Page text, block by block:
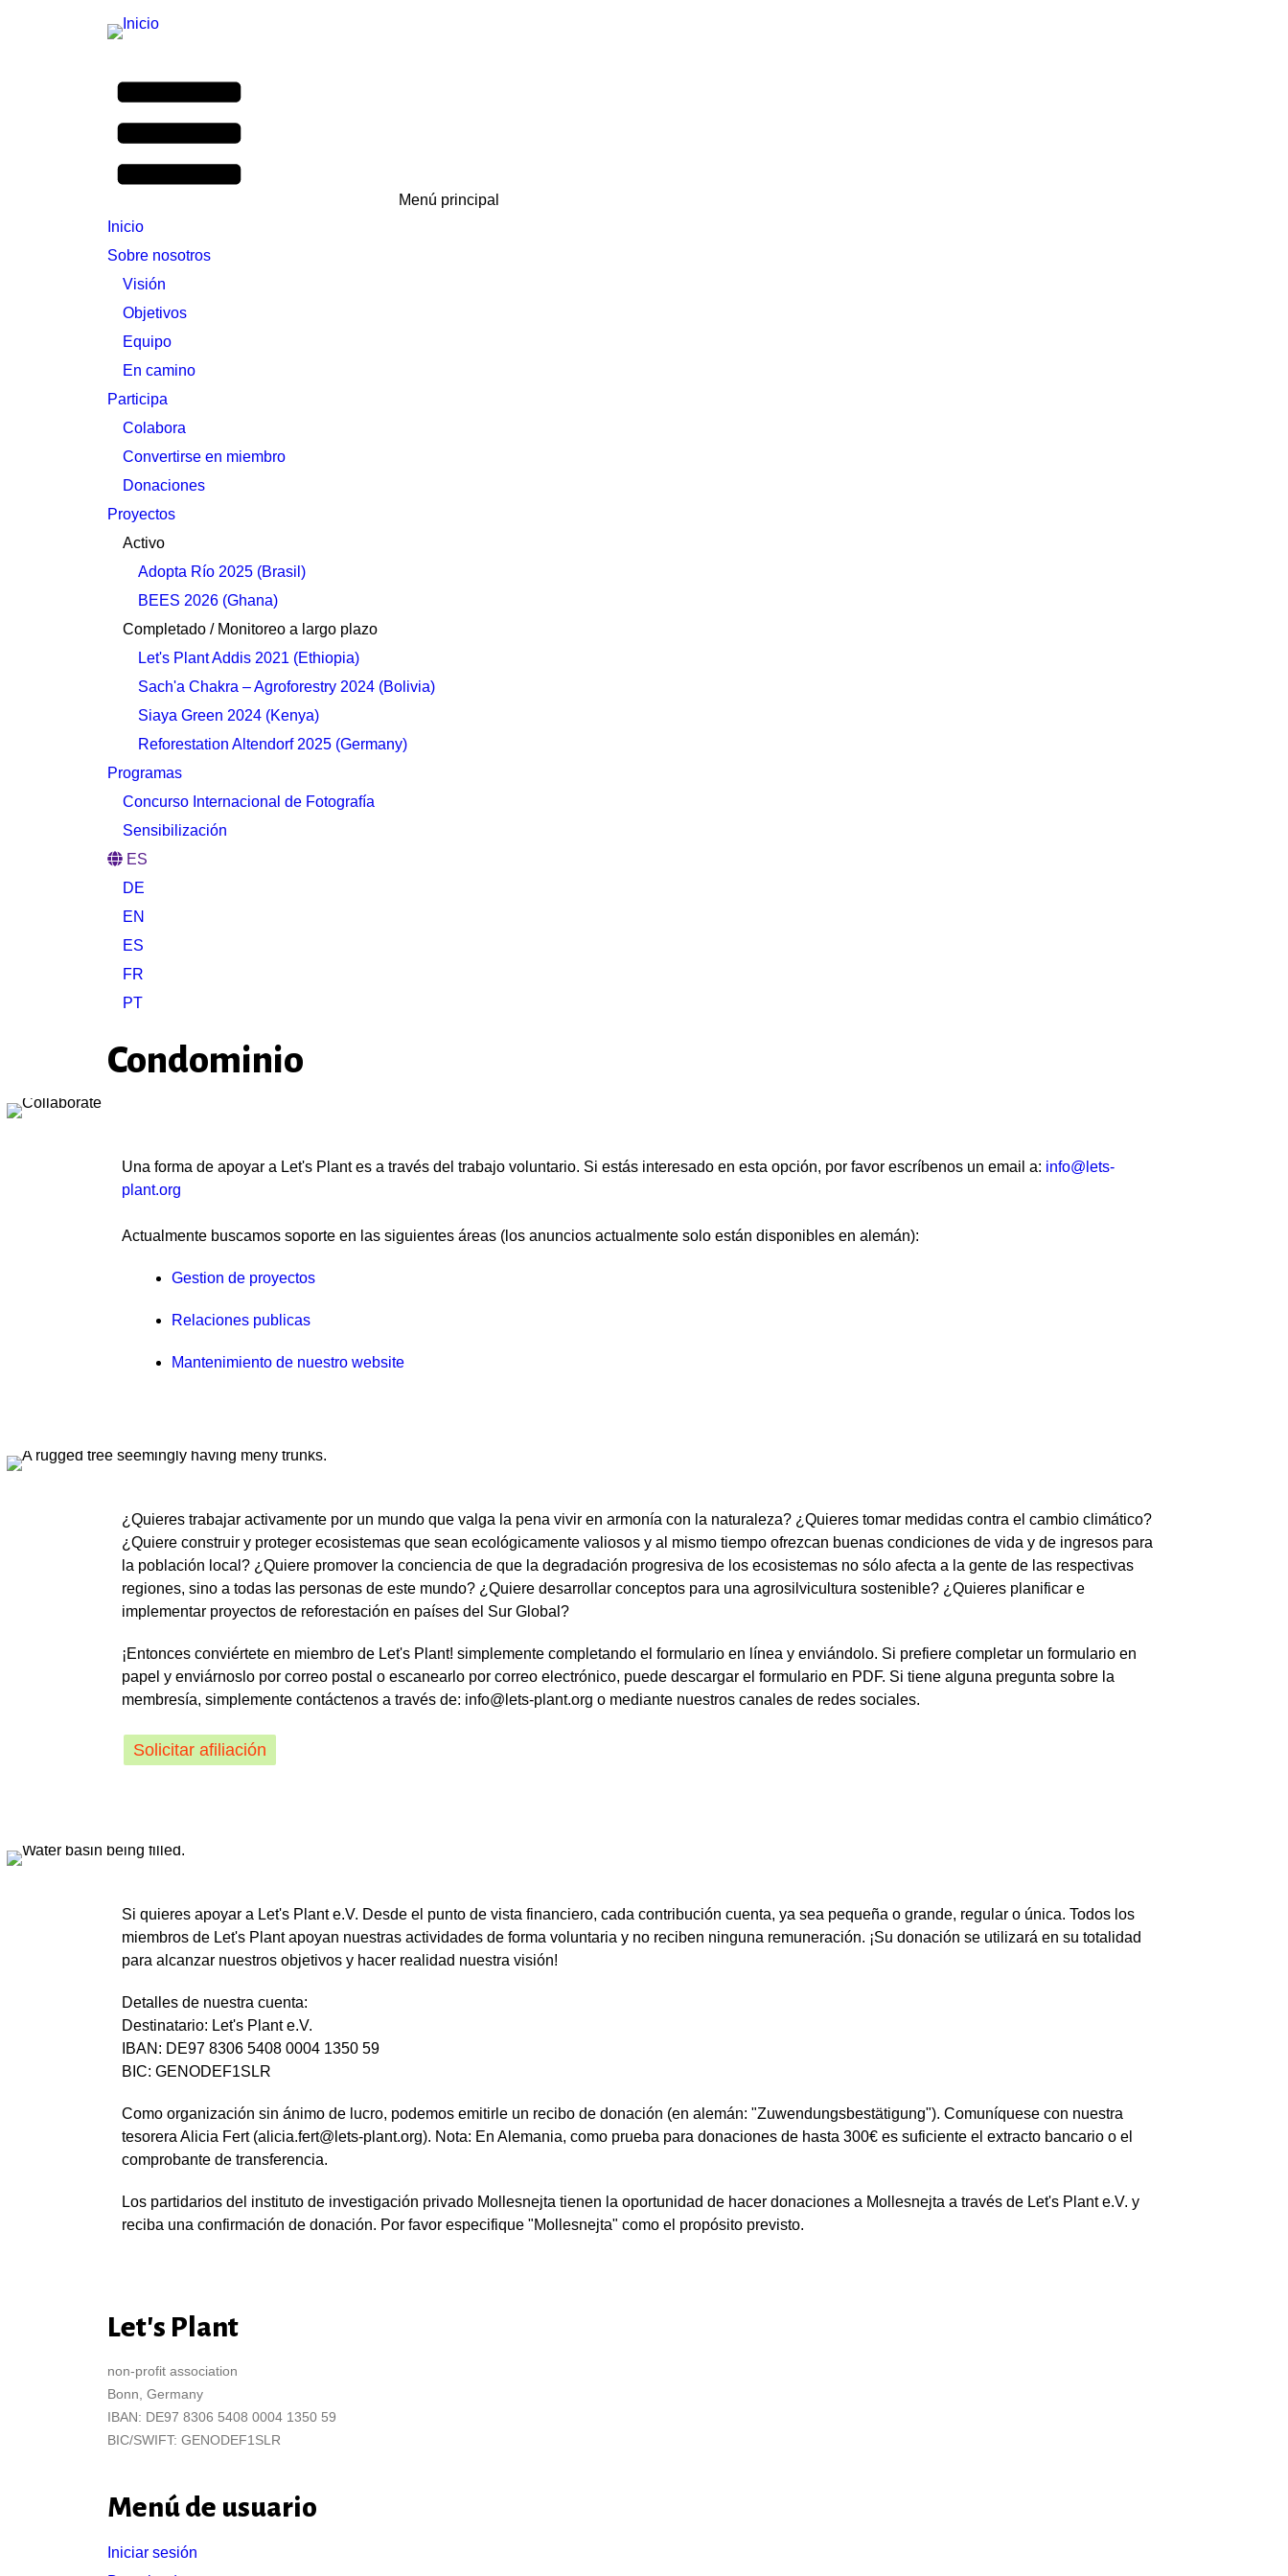
Menú principal
Inicio
Sobre nosotros
Visión
Objetivos
Equipo
En camino
Participa
Colabora
Convertirse en miembro
Donaciones
Proyectos
Activo
Adopta Río 2025 (Brasil)
BEES 2026 (Ghana)
Completado / Monitoreo a largo plazo
Let's Plant Addis 2021 (Ethiopia)
Sach'a Chakra – Agroforestry 2024 (Bolivia)
Siaya Green 2024 (Kenya)
Reforestation Altendorf 2025 (Germany)
Programas
Concurso Internacional de Fotografía
Sensibilización
ES
DE
EN
ES
FR
PT
Condominio
Una forma de apoyar a Let's Plant es a través del trabajo voluntario. Si estás interesado en esta opción, por favor escríbenos un email a: info@lets-
plant.org
Actualmente buscamos soporte en las siguientes áreas (los anuncios actualmente solo están disponibles en alemán):
Gestion de proyectos
Relaciones publicas
Mantenimiento de nuestro website
¿Quieres trabajar activamente por un mundo que valga la pena vivir en armonía con la naturaleza? ¿Quieres tomar medidas contra el cambio climático?
¿Quiere construir y proteger ecosistemas que sean ecológicamente valiosos y al mismo tiempo ofrezcan buenas condiciones de vida y de ingresos para
la población local? ¿Quiere promover la conciencia de que la degradación progresiva de los ecosistemas no sólo afecta a la gente de las respectivas
regiones, sino a todas las personas de este mundo? ¿Quiere desarrollar conceptos para una agrosilvicultura sostenible? ¿Quieres planificar e
implementar proyectos de reforestación en países del Sur Global?
¡Entonces conviértete en miembro de Let's Plant! simplemente completando el formulario en línea y enviándolo. Si prefiere completar un formulario en
papel y enviárnoslo por correo postal o escanearlo por correo electrónico, puede descargar el formulario en PDF. Si tiene alguna pregunta sobre la
membresía, simplemente contáctenos a través de: info@lets-plant.org o mediante nuestros canales de redes sociales.
Solicitar afiliación
Si quieres apoyar a Let's Plant e.V. Desde el punto de vista financiero, cada contribución cuenta, ya sea pequeña o grande, regular o única. Todos los
miembros de Let's Plant apoyan nuestras actividades de forma voluntaria y no reciben ninguna remuneración. ¡Su donación se utilizará en su totalidad
para alcanzar nuestros objetivos y hacer realidad nuestra visión!
Detalles de nuestra cuenta:
Destinatario: Let's Plant e.V.
IBAN: DE97 8306 5408 0004 1350 59
BIC: GENODEF1SLR
Como organización sin ánimo de lucro, podemos emitirle un recibo de donación (en alemán: "Zuwendungsbestätigung"). Comuníquese con nuestra
tesorera Alicia Fert (alicia.fert@lets-plant.org). Nota: En Alemania, como prueba para donaciones de hasta 300€ es suficiente el extracto bancario o el
comprobante de transferencia.
Los partidarios del instituto de investigación privado Mollesnejta tienen la oportunidad de hacer donaciones a Mollesnejta a través de Let's Plant e.V. y
reciba una confirmación de donación. Por favor especifique "Mollesnejta" como el propósito previsto.
Let's Plant
non-profit association
Bonn, Germany
IBAN: DE97 8306 5408 0004 1350 59
BIC/SWIFT: GENODEF1SLR
Menú de usuario
Iniciar sesión